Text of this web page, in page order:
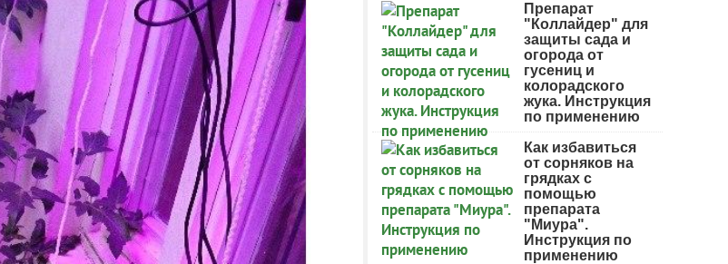
Препарат
"Коллайдер" для
защиты сада и
огорода от
гусениц и
колорадского
жука. Инструкция
по применению
Как избавиться
от сорняков на
грядках с
помощью
препарата
"Миура".
Инструкция по
применению